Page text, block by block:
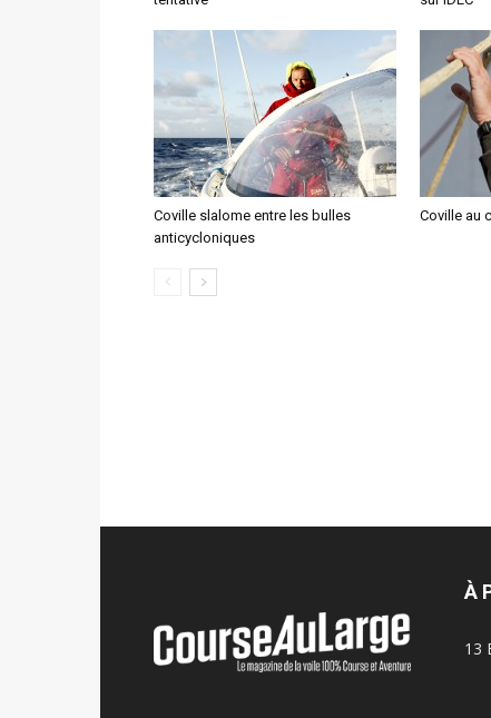
Coville slalome entre les bulles
anticycloniques
Coville au
À
13